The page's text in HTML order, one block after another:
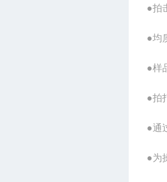
●拍
●均
●样
●拍
●通
●为